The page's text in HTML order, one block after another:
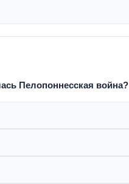
Пелопоннесская война?